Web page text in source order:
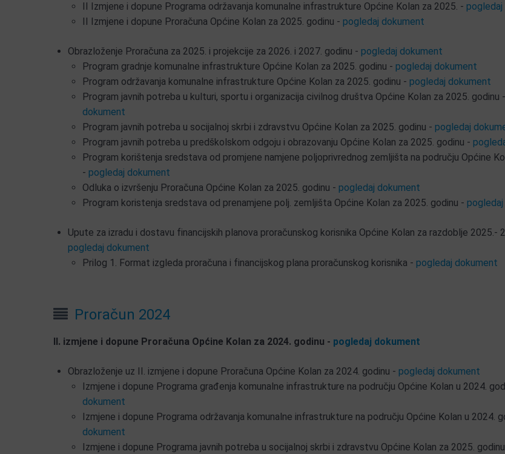
II Izmjene i dopune Programa održavanja komunalne infrastrukture Općine Kolan za 2025. -
II Izmjene i dopune Proračuna Općine Kolan za 2025. godinu -pogledaj dokument
Obrazloženje Proračuna za 2025. i projekcije za 2026. i 2027. godinu -pogledaj dokument
Program gradnje komunalne infrastrukture Općine Kolan za 2025. godinu -pogledaj dokument
Program održavanja komunalne infrastrukture Općine Kolan za 2025. godinu -pogledaj dokument
Program javnih potreba u kulturi, sportu i organizacija civilnog društva Općine Kolan za 2025. godinu
dokument
Program javnih potreba u socijalnoj skrbi i zdravstvu Općine Kolan za 2025. godinu -pogledaj
Program javnih potreba u predškolskom odgoju i obrazovanju Općine Kolan za 2025. godinu -
Program korištenja sredstava od promjene namjene poljoprivrednog zemljišta na području Općine
-pogledaj dokument
Odluka o izvršenju Proračuna Općine Kolan za 2025. godinu -pogledaj dokument
Program koristenja sredstava od prenamjene polj. zemljišta Općine Kolan za 2025. godinu -
Upute za izradu i dostavu financijskih planova proračunskog korisnika Općine Kolan za razdoblje 2025.-
pogledaj dokument
Prilog 1. Format izgleda proračuna i financijskog plana proračunskog korisnika -pogledaj dokument
Proračun 2024
II. izmjene i dopune Proračuna Općine Kolan za 2024. godinu - pogledaj dokument
Obrazloženje uz II. izmjene i dopune Proračuna Općine Kolan za 2024. godinu -pogledaj dokument
Izmjene i dopune Programa građenja komunalne infrastrukture na području Općine Kolan u 2024.
dokument
Izmjene i dopune Programa održavanja komunalne infrastrukture na području Općine Kolan u 2024.
dokument
Izmjene i dopune Programa javnih potreba u socijalnoj skrbi i zdravstvu Općine Kolan za 2025.